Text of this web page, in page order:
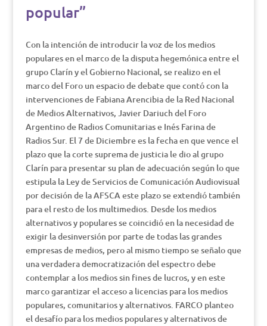
popular”
Con la intención de introducir la voz de los medios
populares en el marco de la disputa hegemónica entre el
grupo Clarín y el Gobierno Nacional, se realizo en el
marco del Foro un espacio de debate que contó con la
intervenciones de Fabiana Arencibia de la Red Nacional
de Medios Alternativos, Javier Dariuch del Foro
Argentino de Radios Comunitarias e Inés Farina de
Radios Sur. El 7 de Diciembre es la fecha en que vence el
plazo que la corte suprema de justicia le dio al grupo
Clarín para presentar su plan de adecuación según lo que
estipula la Ley de Servicios de Comunicación Audiovisual
por decisión de la AFSCA este plazo se extendió también
para el resto de los multimedios. Desde los medios
alternativos y populares se coincidió en la necesidad de
exigir la desinversión por parte de todas las grandes
empresas de medios, pero al mismo tiempo se señalo que
una verdadera democratización del espectro debe
contemplar a los medios sin fines de lucros, y en este
marco garantizar el acceso a licencias para los medios
populares, comunitarios y alternativos. FARCO planteo
el desafío para los medios populares y alternativos de